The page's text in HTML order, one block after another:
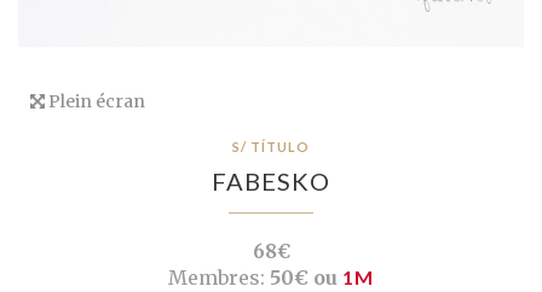
Plein écran
S/ TÍTULO
FABESKO
68€
Membres: 50€ ou 1M